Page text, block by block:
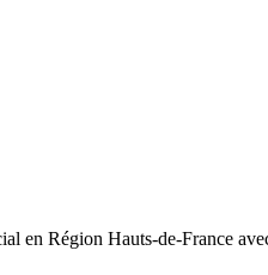
en Région Hauts-de-France